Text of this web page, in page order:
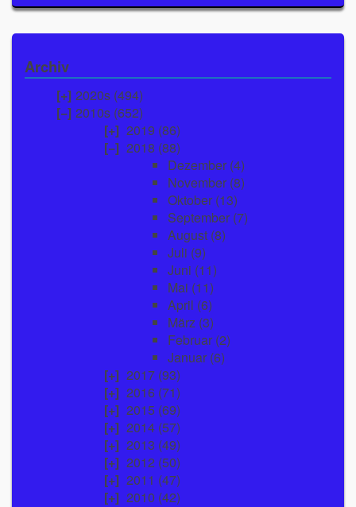
Archiv
2020s (494)
2010s (652)
2019 (86)
2018 (88)
Dezember (4)
November (8)
Oktober (13)
September (7)
August (8)
Juli (9)
Juni (11)
Mai (11)
April (6)
März (3)
Februar (2)
Januar (6)
2017 (93)
2016 (71)
2015 (69)
2014 (57)
2013 (49)
2012 (50)
2011 (47)
2010 (42)